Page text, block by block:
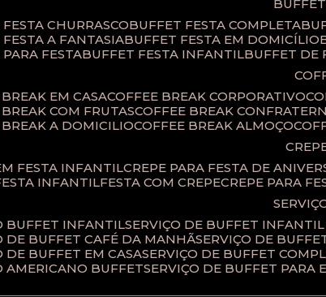
FESTA CHURRASCO
BUFFET FESTA COMPLETA
FESTA A FANTASIA
BUFFET FESTA EM DOMICÍLIO
PARA FESTA
BUFFET FESTA INFANTIL
BUFFET DE
BREAK EM CASA COFFEE BREAK CORPORATIVO
BREAK COM FRUTAS COFFEE BREAK
BREAK A DOMICILIO COFFEE BREAK ALMOÇO
FESTA INFANTIL
CREPE PARA FESTA DE
INFANTIL FESTA COM CREPE CREPE PARA
BUFFET INFANTIL SERVIÇO DE BUFFET
DE BUFFET CAFÉ DA MANHÃ SERVIÇO DE
DE BUFFET EM CASA SERVIÇO DE BUFFET
AMERICANO BUFFET SERVIÇO DE BUFFET PARA